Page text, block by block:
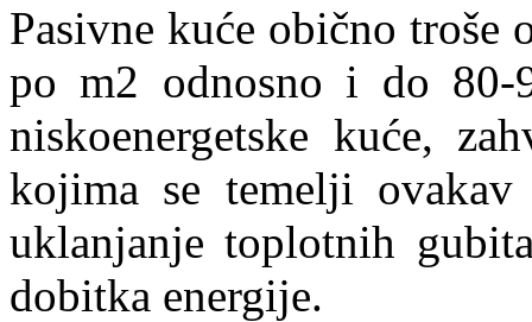
Pasivne kuće obično
po m2 odnosno i do 80-
niskoenergetske kuće,
kojima se temelji ovakav
uklanjanje toplotnih
dobitka energije.